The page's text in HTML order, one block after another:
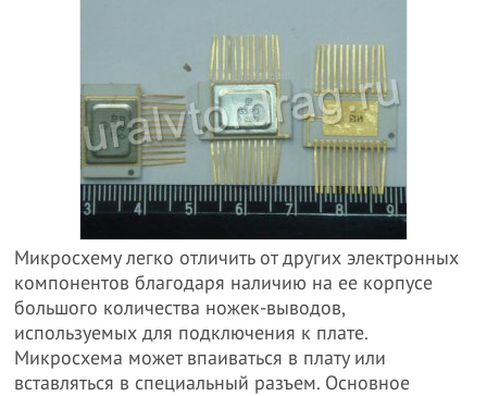
Микросхему легко отличить от других электронных
компонентов благодаря наличию на ее корпусе
большого количества ножек-выводов,
используемых для подключения к плате.
Микросхема может впаиваться в плату или
вставляться в специальный разъем. Основное